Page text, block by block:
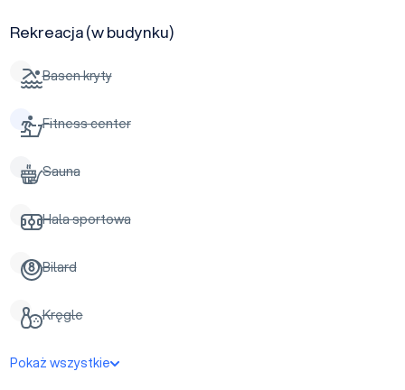
Rekreacja (w budynku)
Basen kryty
Fitness center
Sauna
Hala sportowa
Bilard
Kręgle
Pokaż wszystkie